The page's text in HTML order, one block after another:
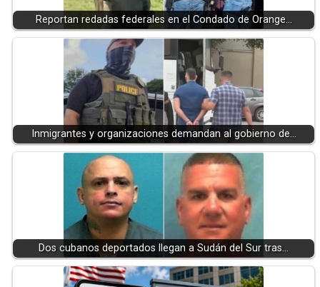
Reportan redadas federales en el Condado de Orange…
Inmigrantes y organizaciones demandan al gobierno de…
Dos cubanos deportados llegan a Sudán del Sur tras…